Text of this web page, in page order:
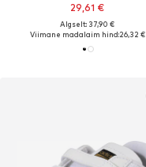
29,61 €
Algselt: 37,90 €
Viimane madalaim hind:26,32 €